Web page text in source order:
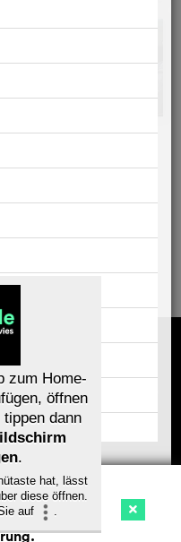
Watchlist (
gestellte Fragen (FAQ)
dem
Sie
Infos
.
zum Home-
öffnen
dann
.
hat, lässt
diese öffnen.
auf
.